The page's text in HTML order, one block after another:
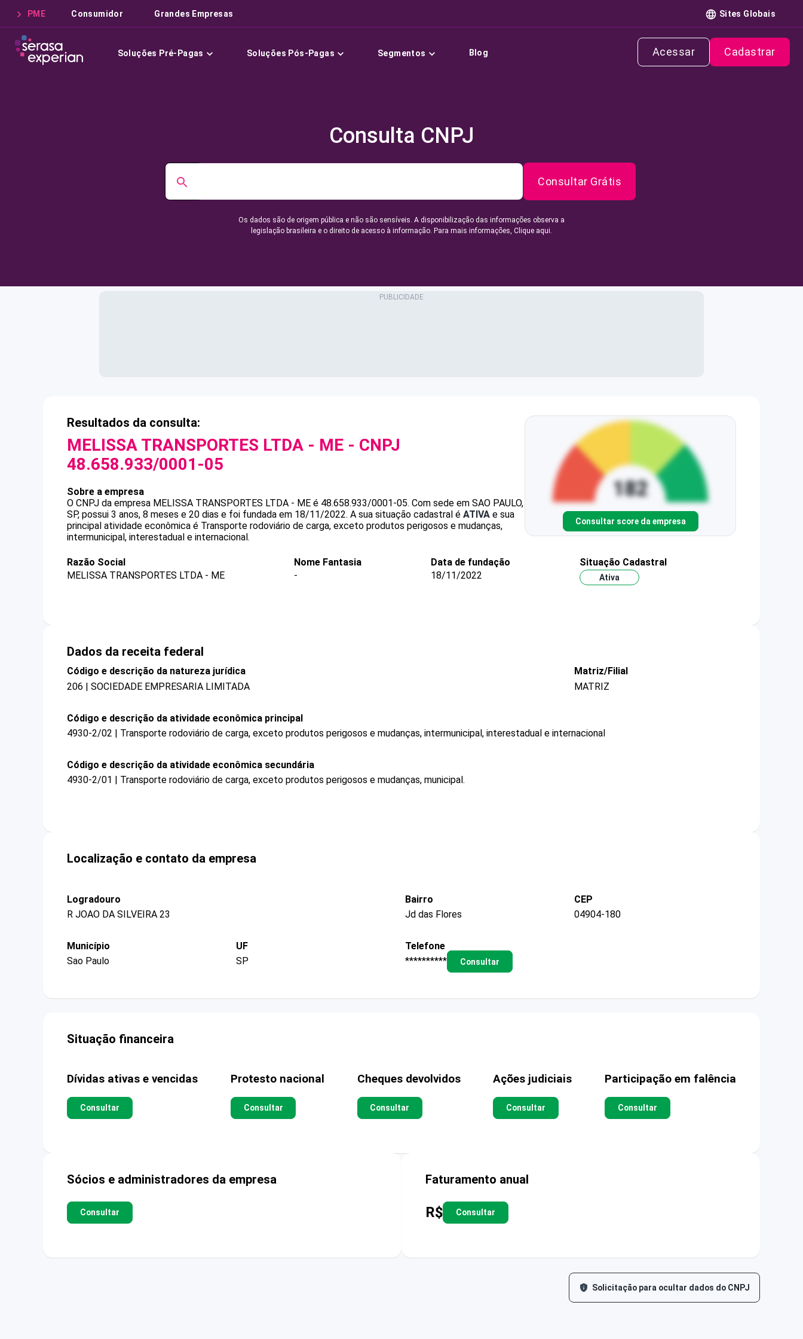
PME Consumidor Grandes Empresas Sites Globais
Soluções Pré-Pagas Soluções Pós-Pagas Segmentos Blog Acessar Cadastrar
Consulta CNPJ
Consultar Grátis
Os dados são de origem pública e não são sensíveis. A disponibilização das informações observa a
legislação brasileira e o direito de acesso à informação. Para mais informações, Clique aqui.
Resultados da consulta:
MELISSA TRANSPORTES LTDA - ME - CNPJ
48.658.933/0001-05
Sobre a empresa
O CNPJ da empresa MELISSA TRANSPORTES LTDA - ME é 48.658.933/0001-05. Com sede em SAO PAULO,
SP, possui 3 anos, 8 meses e 20 dias e foi fundada em 18/11/2022. A sua situação cadastral é ATIVA e sua
principal atividade econômica é Transporte rodoviário de carga, exceto produtos perigosos e mudanças,
intermunicipal, interestadual e internacional.
Consultar score da empresa
Razão Social
MELISSA TRANSPORTES LTDA - ME
Nome Fantasia
-
Data de fundação
18/11/2022
Situação Cadastral
Ativa
Dados da receita federal
Código e descrição da natureza jurídica
206 | SOCIEDADE EMPRESARIA LIMITADA
Matriz/Filial
MATRIZ
Código e descrição da atividade econômica principal
4930-2/02 | Transporte rodoviário de carga, exceto produtos perigosos e mudanças, intermunicipal, interestadual e internacional
Código e descrição da atividade econômica secundária
4930-2/01 | Transporte rodoviário de carga, exceto produtos perigosos e mudanças, municipal.
Localização e contato da empresa
Logradouro
R JOAO DA SILVEIRA 23
Bairro
Jd das Flores
CEP
04904-180
Município
Sao Paulo
UF
SP
Telefone
**********
Consultar
Situação financeira
Dívidas ativas e vencidas
Consultar
Protesto nacional
Consultar
Cheques devolvidos
Consultar
Ações judiciais
Consultar
Participação em falência
Consultar
Sócios e administradores da empresa
Consultar
Faturamento anual
R$ Consultar
Solicitação para ocultar dados do CNPJ